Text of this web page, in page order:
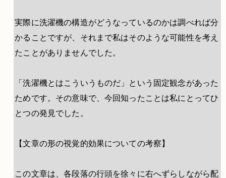
実際に洗濯機の構造がどうなっているのかは調べれば分
かることですが、それまで私はそのような可能性を考え
たことがありませんでした。
「洗濯機とはこういうものだ」という固定観念があった
ためです。その意味で、今回知ったことは私にとってひ
とつの発見でした。
【文章の形の視覚的効果についての考察】
この文章は、各段落の行頭を徐々に右へずらしながら配